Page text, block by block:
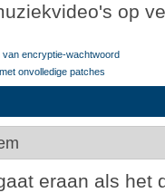
op
encryptie-wachtwoord
onvolledige patches
eraan als het